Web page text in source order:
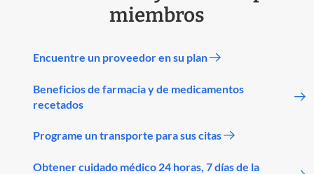
miembros
Encuentre un proveedor en su plan
Beneficios de farmacia y de medicamentos
recetados
Programe un transporte para sus citas
Obtener cuidado médico 24 horas, 7 días de la